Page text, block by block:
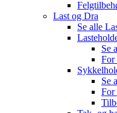
Last og Dra
Se alle
Se
For
Se
For